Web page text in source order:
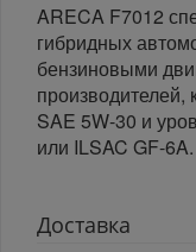
ARECA F7012
гибридных
бензиновыми
производителей,
SAE 5W-30 и
или ILSAC GF-6A.
Доставка